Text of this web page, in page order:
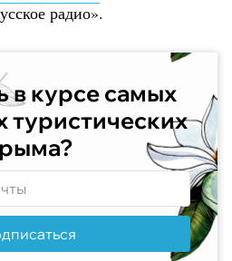
радио».
в курсе самых
туристических